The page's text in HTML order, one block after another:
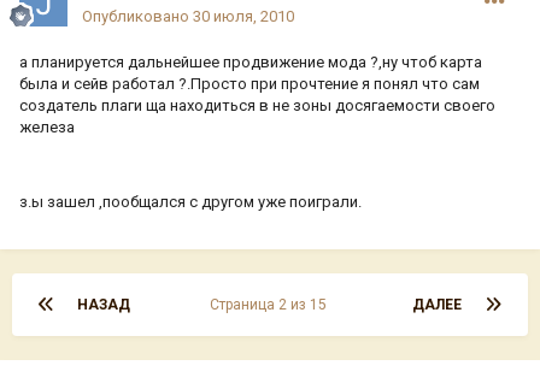
Опубликовано 30 июля, 2010
а планируется дальнейшее продвижение мода ?,ну чтоб карта
была и сейв работал ?.Просто при прочтение я понял что сам
создатель плаги ща находиться в не зоны досягаемости своего
железа
з.ы зашел ,пообщался с другом уже поиграли.
НАЗАД ДАЛЕЕ
Страница 2 из 15